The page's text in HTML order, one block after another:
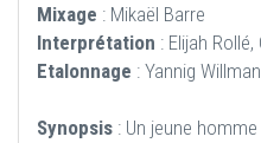
Mixage : Mikaël Barre
Interprétation : Elijah Rollé,
Etalonnage : Yannig
Synopsis : Un jeune